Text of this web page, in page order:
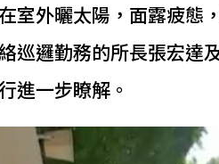
室外曬太陽，面露疲態
巡邏勤務的所長張宏達
進一步瞭解。